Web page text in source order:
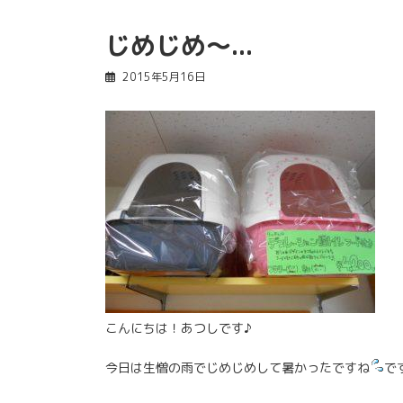
じめじめ～...
2015年5月16日
こんにちは！あつしです♪
今日は生憎の雨でじめじめして暑かったですね で